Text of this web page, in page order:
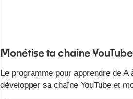
Monétise ta chaîne
Le programme pour apprendre de A
développer sa chaîne YouTube et